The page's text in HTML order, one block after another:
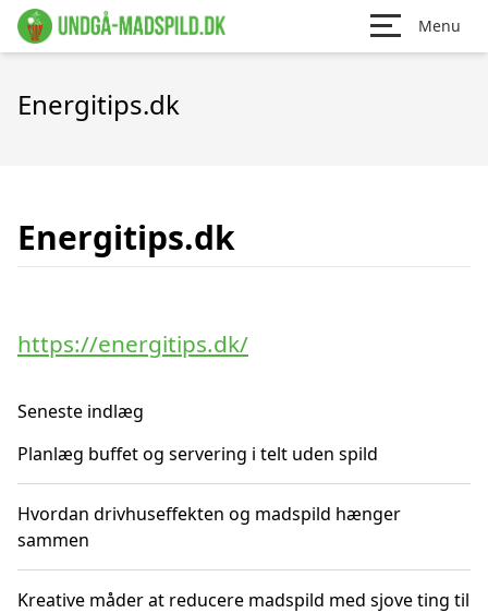
Menu
Energitips.dk
Energitips.dk
https://energitips.dk/
Seneste indlæg
Planlæg buffet og servering i telt uden spild
Hvordan drivhuseffekten og madspild hænger
sammen
Kreative måder at reducere madspild med sjove ting til